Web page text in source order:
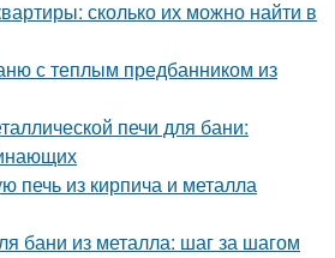
сколько их можно найти в
с теплым предбанником из
печи для бани:
печь из кирпича и металла
бани из металла: шаг за шагом